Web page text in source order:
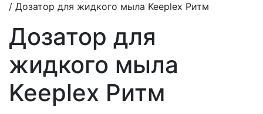
/ Дозатор для жидкого мыла Keeplex Ритм
Дозатор для
жидкого мыла
Keeplex Ритм